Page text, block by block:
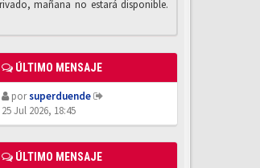
mañana no estará disponible.
ÚLTIMO MENSAJE
porsuperduende
25 Jul 2026, 18:45
ÚLTIMO MENSAJE